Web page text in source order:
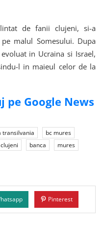
de fanii clujeni, si-a
malul Somesului. Dupa
in Ucraina si Israel,
l in maieul celor de la
Google News
transilvania
bc mures
clujeni banca
mures
Pinterest